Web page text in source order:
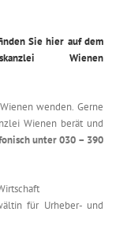
Sie hier auf dem
Wienen
wenden. Gerne
Wienen berät und
unter030 – 390
für Urheber- und